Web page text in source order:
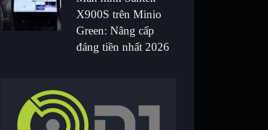
X900S trên Minio
Green: Nâng cấp
đáng tiền nhất 2026